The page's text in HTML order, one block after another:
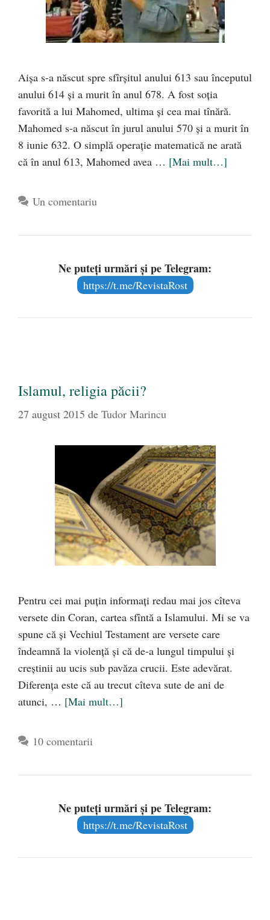
Aișa s-a născut spre sfîrșitul anului 613 sau începutul
anului 614 și a murit în anul 678. A fost soția
favorită a lui Mahomed, ultima și cea mai tînără.
Mahomed s-a născut în jurul anului 570 și a murit în
8 iunie 632. O simplă operație matematică ne arată
că în anul 613, Mahomed avea … [Mai mult…]
Un comentariu
Ne puteți urmări și pe Telegram:
https://t.me/RevistaRost
Islamul, religia păcii?
27 august 2015 de Tudor Marincu
Pentru cei mai puțin informați redau mai jos cîteva
versete din Coran, cartea sfîntă a Islamului. Mi se va
spune că și Vechiul Testament are versete care
îndeamnă la violență și că de-a lungul timpului și
creștinii au ucis sub pavăza crucii. Este adevărat.
Diferența este că au trecut cîteva sute de ani de
atunci, … [Mai mult…]
10 comentarii
Ne puteți urmări și pe Telegram:
https://t.me/RevistaRost